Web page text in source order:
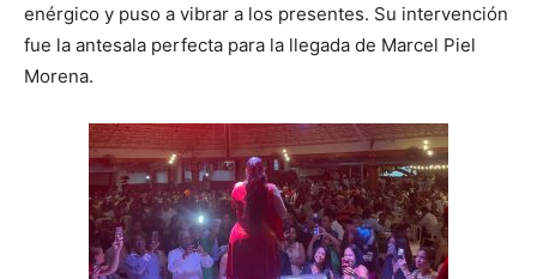
enérgico y puso a vibrar a los presentes. Su intervención
fue la antesala perfecta para la llegada de Marcel Piel
Morena.